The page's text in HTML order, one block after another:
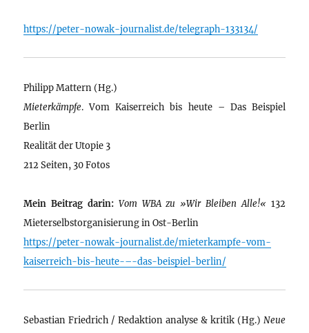
https://peter-nowak-journalist.de/telegraph-133134/
Philipp Mattern (Hg.)
Mieterkämpfe. Vom Kaiserreich bis heute – Das Beispiel
Berlin
Realität der Utopie 3
212 Seiten, 30 Fotos
Mein Beitrag darin: Vom WBA zu »Wir Bleiben Alle!« 132
Mieterselbstorganisierung in Ost-Berlin
https://peter-nowak-journalist.de/mieterkampfe-vom-
kaiserreich-bis-heute-–-das-beispiel-berlin/
Sebastian Friedrich / Redaktion analyse & kritik (Hg.) Neue